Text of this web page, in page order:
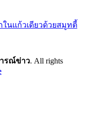
นแก้วเดียวด้วยสมูทตี้
รณ์ข่าว. All rights